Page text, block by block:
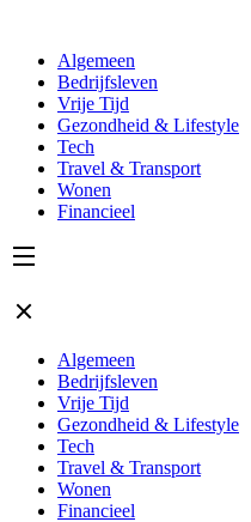
Algemeen
Bedrijfsleven
Vrije Tijd
Gezondheid & Lifestyle
Tech
Travel & Transport
Wonen
Financieel
Algemeen
Bedrijfsleven
Vrije Tijd
Gezondheid & Lifestyle
Tech
Travel & Transport
Wonen
Financieel